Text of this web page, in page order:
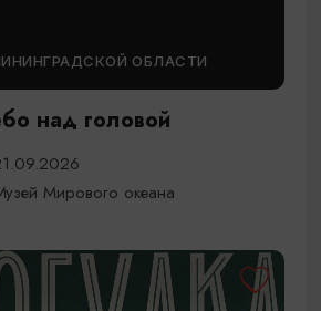
ОБЛАСТИ
над головой
Мирового океана